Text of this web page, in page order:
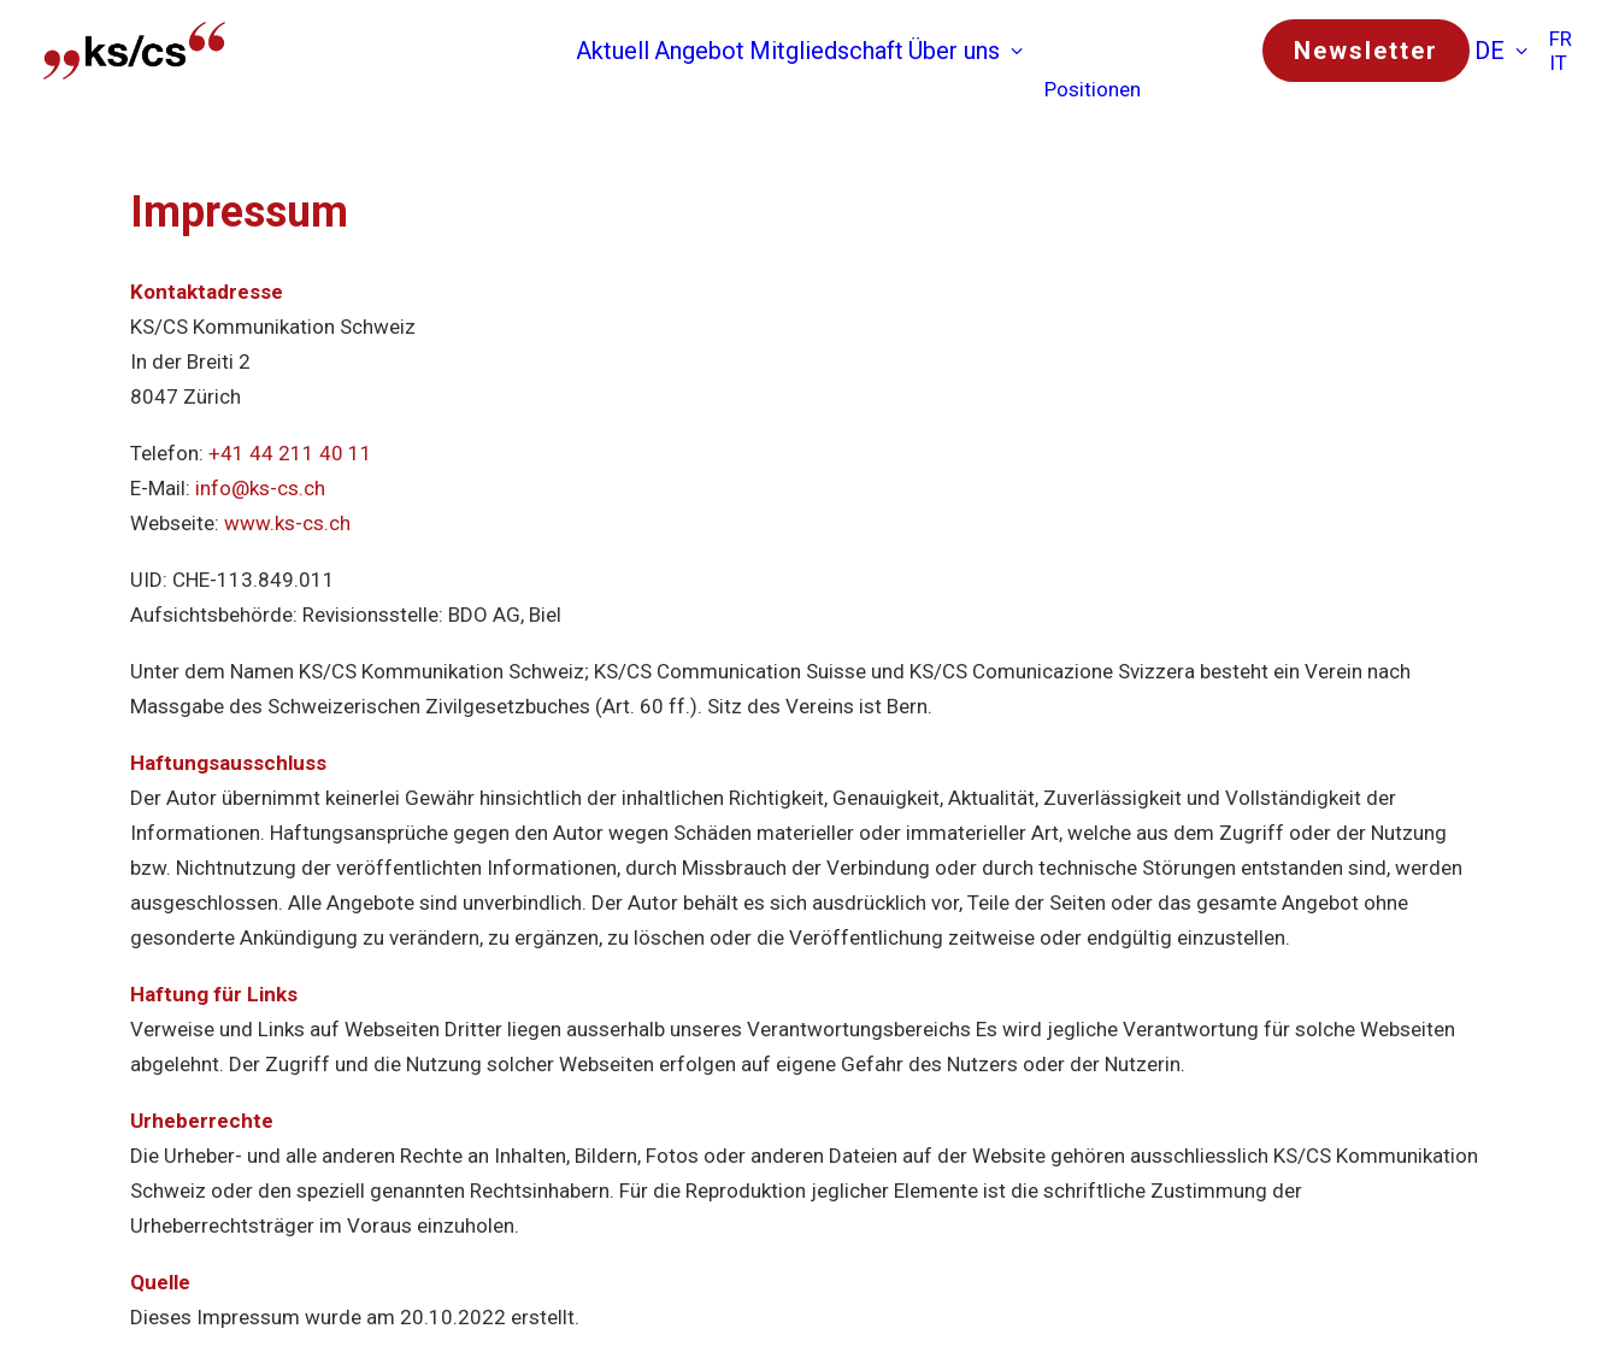
Aktuell Angebot Mitgliedschaft Über uns
Positionen
Newsletter DE
FR
IT
Impressum
Kontaktadresse
KS/CS Kommunikation Schweiz
In der Breiti 2
8047 Zürich
Telefon: +41 44 211 40 11
E-Mail: info@ks-cs.ch
Webseite: www.ks-cs.ch
UID: CHE-113.849.011
Aufsichtsbehörde: Revisionsstelle: BDO AG, Biel
Unter dem Namen KS/CS Kommunikation Schweiz; KS/CS Communication Suisse und KS/CS Comunicazione Svizzera besteht ein Verein nach
Massgabe des Schweizerischen Zivilgesetzbuches (Art. 60 ff.). Sitz des Vereins ist Bern.
Haftungsausschluss
Der Autor übernimmt keinerlei Gewähr hinsichtlich der inhaltlichen Richtigkeit, Genauigkeit, Aktualität, Zuverlässigkeit und Vollständigkeit der
Informationen. Haftungsansprüche gegen den Autor wegen Schäden materieller oder immaterieller Art, welche aus dem Zugriff oder der Nutzung
bzw. Nichtnutzung der veröffentlichten Informationen, durch Missbrauch der Verbindung oder durch technische Störungen entstanden sind, werden
ausgeschlossen. Alle Angebote sind unverbindlich. Der Autor behält es sich ausdrücklich vor, Teile der Seiten oder das gesamte Angebot ohne
gesonderte Ankündigung zu verändern, zu ergänzen, zu löschen oder die Veröffentlichung zeitweise oder endgültig einzustellen.
Haftung für Links
Verweise und Links auf Webseiten Dritter liegen ausserhalb unseres Verantwortungsbereichs Es wird jegliche Verantwortung für solche Webseiten
abgelehnt. Der Zugriff und die Nutzung solcher Webseiten erfolgen auf eigene Gefahr des Nutzers oder der Nutzerin.
Urheberrechte
Die Urheber- und alle anderen Rechte an Inhalten, Bildern, Fotos oder anderen Dateien auf der Website gehören ausschliesslich KS/CS Kommunikation
Schweiz oder den speziell genannten Rechtsinhabern. Für die Reproduktion jeglicher Elemente ist die schriftliche Zustimmung der
Urheberrechtsträger im Voraus einzuholen.
Quelle
Dieses Impressum wurde am 20.10.2022 erstellt.